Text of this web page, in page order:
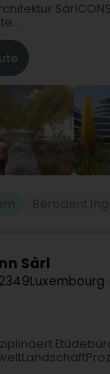
Sàrl